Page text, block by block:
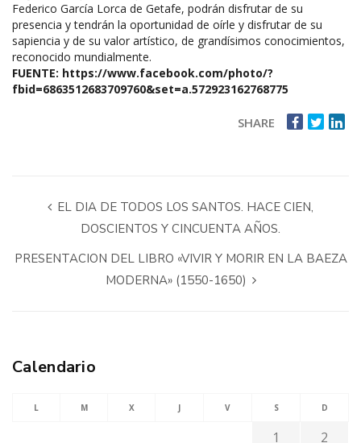
Federico García Lorca de Getafe, podrán disfrutar de su
presencia y tendrán la oportunidad de oírle y disfrutar de su
sapiencia y de su valor artístico, de grandísimos conocimientos,
reconocido mundialmente.
FUENTE: https://www.facebook.com/photo/?
fbid=6863512683709760&set=a.572923162768775
SHARE
EL DIA DE TODOS LOS SANTOS. HACE CIEN,
DOSCIENTOS Y CINCUENTA AÑOS.
PRESENTACION DEL LIBRO «VIVIR Y MORIR EN LA BAEZA
MODERNA» (1550-1650)
Calendario
L M X J V S D
1 2